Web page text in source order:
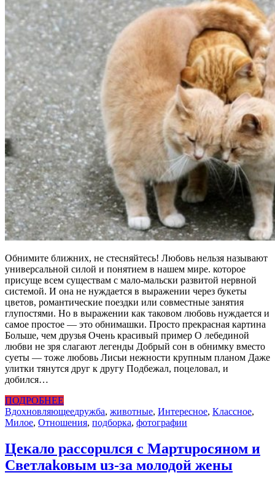
Обнимите ближних, не стесняйтесь! Любовь нельзя называют
универсальной силой и понятием в нашем мире. которое
присуще всем существам с мало-мальски развитой нервной
системой. И она не нуждается в выражении через букеты
цветов, романтические поездки или совместные занятия
глупостями. Но в выражении как таковом любовь нуждается и
самое простое — это обнимашки. Просто прекрасная картина
Больше, чем друзья Очень красивый пример О лебединой
любви не зря слагают легенды Добрый сон в обнимку вместо
суеты — тоже любовь Лисьи нежности крупным планом Даже
улитки тянутся друг к другу Подбежал, поцеловал, и
добился…
ПОДРОБНЕЕ
Вдохновляющеедружба, животные, Интересное, Классное,
Милое, Отношения, подборка, фотографии
Цекало рассорuлся с Мартuросяном и
Светлаkовым uз-за молодой жены